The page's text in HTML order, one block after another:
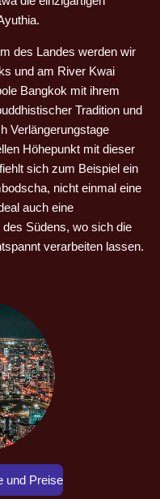
des Landes werden wir
und am River Kwai
Bangkok mit ihrem
Tradition und
Verlängerungstage
Höhepunkt mit dieser
sich zum Beispiel ein
nicht einmal eine
auch eine
Südens, wo sich die
verarbeiten lassen.
und Preise